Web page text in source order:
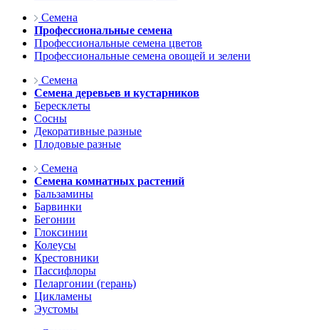
Семена
Профессиональные семена
Профессиональные семена цветов
Профессиональные семена овощей и зелени
Семена
Семена деревьев и кустарников
Бересклеты
Сосны
Декоративные разные
Плодовые разные
Семена
Семена комнатных растений
Бальзамины
Барвинки
Бегонии
Глоксинии
Колеусы
Крестовники
Пассифлоры
Пеларгонии (герань)
Цикламены
Эустомы